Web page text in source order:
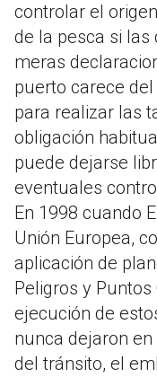
controlar el
de la pesca si las
meras
puerto carece
para realizar las
obligación
puede dejarse
eventuales
En 1998 cuando
Unión Europea,
aplicación de
Peligros y
ejecución de
nunca dejaron
del tránsito, el